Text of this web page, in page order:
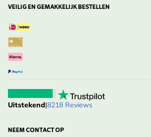
VEILIG EN GEMAKKELIJK BESTELLEN
Uitstekend|8218 Reviews
NEEM CONTACT OP